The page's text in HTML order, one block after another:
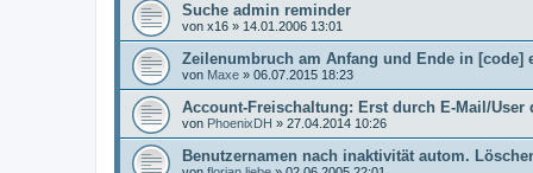
Suche admin reminder
von x16 » 14.01.2006 13:01
Zeilenumbruch am Anfang und Ende in [code]
von Maxe » 06.07.2015 18:23
Account-Freischaltung: Erst durch E-Mail/User
von PhoenixDH » 27.04.2014 10:26
Benutzernamen nach inaktivität autom.